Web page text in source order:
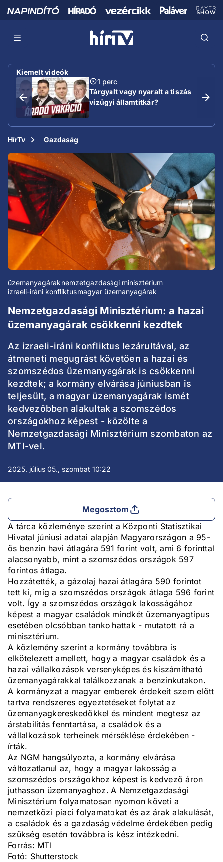
Kiemelt videók
1 perc
Tárgyalt vagy nyaralt a tiszás
vízügyi államtitkár?
HírTv Gazdaság
üzemanyagáraknemzetgazdasági minisztérium
izraeli-iráni konfliktusmagyar üzemanyagárak
Nemzetgazdasági Minisztérium: a hazai
üzemanyagárak csökkenni kezdtek
Az izraeli-iráni konfliktus lezárultával, az
átmeneti megugrást követően a hazai és
szomszédos üzemanyagárak is csökkenni
kezdtek; a kormány elvárása júniusban is
teljesült, a magyar üzemanyagárak ismét
kedvezőbben alakultak a szomszédos
országokhoz képest - közölte a
Nemzetgazdasági Minisztérium szombaton az
MTI-vel.
2025. július 05., szombat 10:22
Megosztom
A tárca közleménye szerint a Központi Statisztikai
Hivatal júniusi adatai alapján Magyarországon a 95-
ös benzin havi átlagára 591 forint volt, ami 6 forinttal
alacsonyabb, mint a szomszédos országok 597
forintos átlaga.
Hozzátették, a gázolaj hazai átlagára 590 forintot
tett ki, míg a szomszédos országok átlaga 596 forint
volt. Így a szomszédos országok lakosságához
képest a magyar családok mindkét üzemanyagtípus
esetében olcsóbban tankolhattak - mutatott rá a
minisztérium.
A közlemény szerint a kormány továbbra is
elkötelezett amellett, hogy a magyar családok és a
hazai vállalkozások versenyképes és kiszámítható
üzemanyagárakkal találkozzanak a benzinkutakon.
A kormányzat a magyar emberek érdekeit szem előtt
tartva rendszeres egyeztetéseket folytat az
üzemanyagkereskedőkkel és mindent megtesz az
árstabilitás fenntartása, a családok és a
vállalkozások terheinek mérséklése érdekében -
írták.
Az NGM hangsúlyozta, a kormány elvárása
változatlanul az, hogy a magyar lakosság a
szomszédos országokhoz képest is kedvező áron
juthasson üzemanyaghoz. A Nemzetgazdasági
Minisztérium folyamatosan nyomon követi a
nemzetközi piaci folyamatokat és az árak alakulását,
a családok és a gazdaság védelme érdekében pedig
szükség esetén továbbra is kész intézkedni.
Forrás: MTI
Fotó: Shutterstock